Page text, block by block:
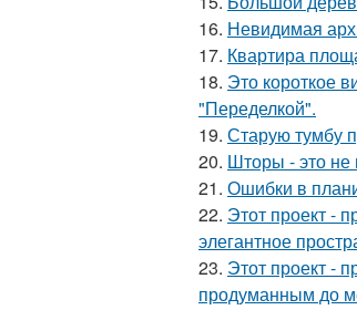
16. Невидимая
17. Квартира
18. Это короткое
"Переделкой".
19. Старую тумбу
20. Шторы - это не
21. Ошибки в
22. Этот проект -
элегантное
23. Этот проект -
продуманным до